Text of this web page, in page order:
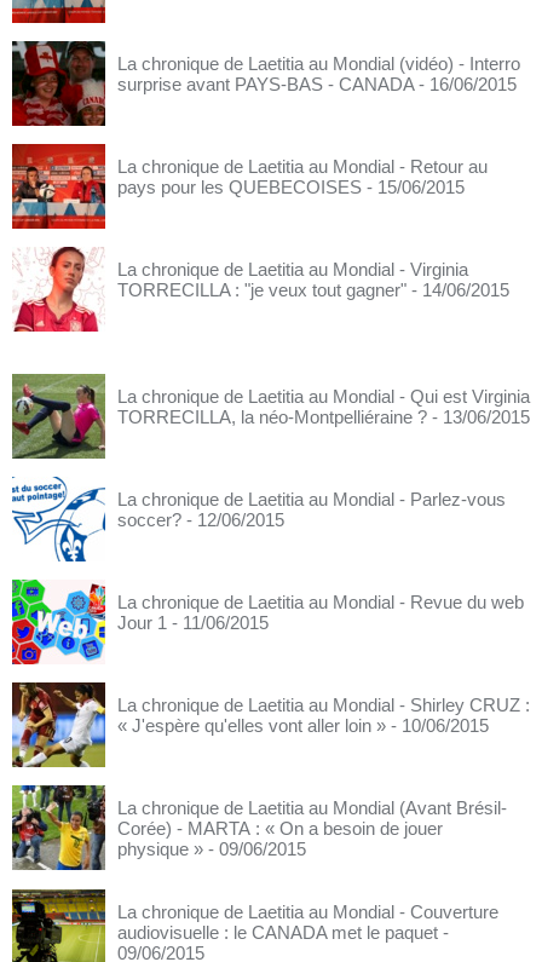
La chronique de Laetitia au Mondial (vidéo) - Interro
surprise avant PAYS-BAS - CANADA - 16/06/2015
La chronique de Laetitia au Mondial - Retour au
pays pour les QUEBECOISES - 15/06/2015
La chronique de Laetitia au Mondial - Virginia
TORRECILLA : "je veux tout gagner" - 14/06/2015
La chronique de Laetitia au Mondial - Qui est Virginia
TORRECILLA, la néo-Montpelliéraine ? - 13/06/2015
La chronique de Laetitia au Mondial - Parlez-vous
soccer? - 12/06/2015
La chronique de Laetitia au Mondial - Revue du web
Jour 1 - 11/06/2015
La chronique de Laetitia au Mondial - Shirley CRUZ :
« J'espère qu'elles vont aller loin » - 10/06/2015
La chronique de Laetitia au Mondial (Avant Brésil-
Corée) - MARTA : « On a besoin de jouer
physique » - 09/06/2015
La chronique de Laetitia au Mondial - Couverture
audiovisuelle : le CANADA met le paquet -
09/06/2015